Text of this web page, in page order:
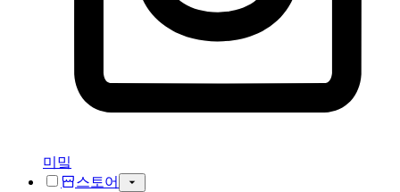
미밐
스토어